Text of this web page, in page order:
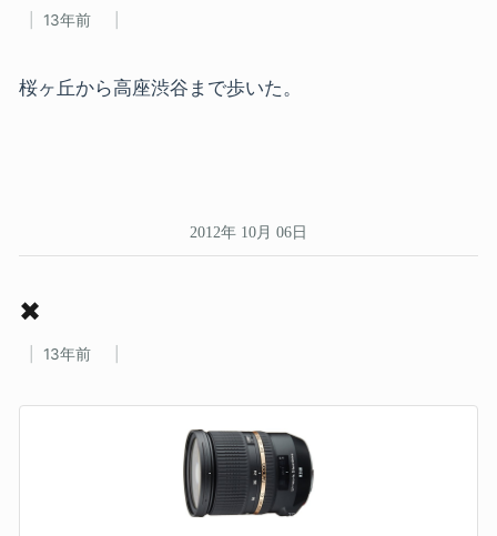
13年前
桜ヶ丘から高座渋谷まで歩いた。
2012年 10月 06日
✖
13年前